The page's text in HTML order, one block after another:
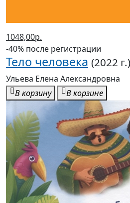
Ульева Елена Александровна
В корзину
В корзине